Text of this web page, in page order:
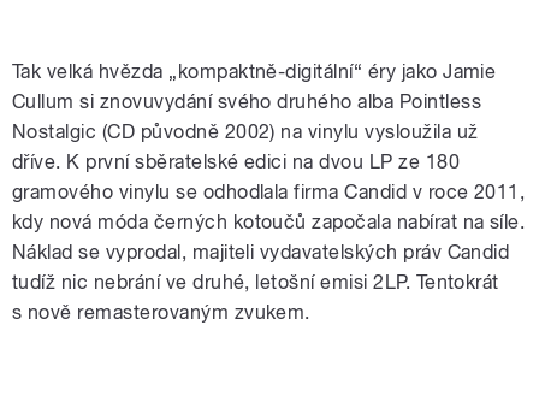
Tak velká hvězda „kompaktně-digitální“ éry jako Jamie
Cullum si znovuvydání svého druhého alba Pointless
Nostalgic (CD původně 2002) na vinylu vysloužila už
dříve. K první sběratelské edici na dvou LP ze 180
gramového vinylu se odhodlala firma Candid v roce 2011,
kdy nová móda černých kotoučů započala nabírat na síle.
Náklad se vyprodal, majiteli vydavatelských práv Candid
tudíž nic nebrání ve druhé, letošní emisi 2LP. Tentokrát
s nově remasterovaným zvukem.